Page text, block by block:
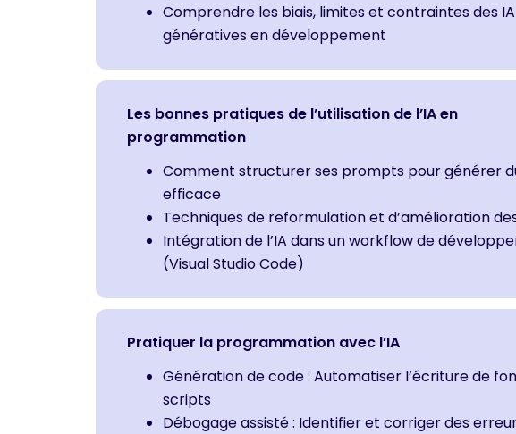
Comprendre les biais, limites et contraintes des IA
génératives en développement
Les bonnes pratiques de l’utilisation de l’IA en
programmation
Comment structurer ses prompts pour générer
efficace
Techniques de reformulation et d’amélioration
Intégration de l’IA dans un workflow de
(Visual Studio Code)
Pratiquer la programmation avec l’IA
Génération de code : Automatiser l’écriture de
scripts
Débogage assisté : Identifier et corriger des